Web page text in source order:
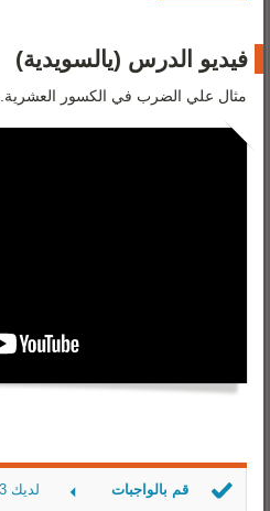
فيديو الدرس (يالسويدية)
مثال علي الضرب في الكسور العشرية.
قم بالواجبات لديك 3 واجبات أعرضها